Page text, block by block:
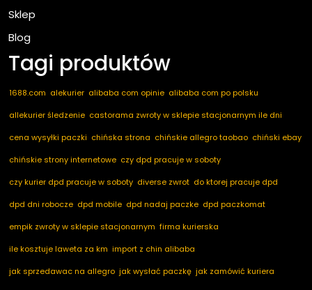
Sklep
Blog
Tagi produktów
1688.com alekurier alibaba com opinie alibaba com po polsku
allekurier śledzenie castorama zwroty w sklepie stacjonarnym ile dni
cena wysyłki paczki chińska strona chińskie allegro taobao chiński ebay
chińskie strony internetowe czy dpd pracuje w soboty
czy kurier dpd pracuje w soboty diverse zwrot do ktorej pracuje dpd
dpd dni robocze dpd mobile dpd nadaj paczke dpd paczkomat
empik zwroty w sklepie stacjonarnym firma kurierska
ile kosztuje laweta za km import z chin alibaba
jak sprzedawac na allegro jak wysłać paczkę jak zamówić kuriera